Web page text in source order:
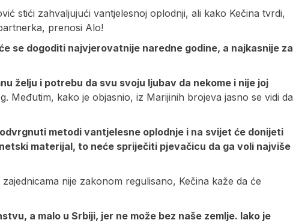
stići zahvaljujući vantjelesnoj oplodnji, ali kako Kečina tvrdi,
prenosi Alo!
se dogoditi najvjerovatnije naredne godine, a najkasnije za
želju i potrebu da svu svoju ljubav da nekome i nije joj
Međutim, kako je objasnio, iz Marijinih brojeva jasno se vidi da
metodi vantjelesne oplodnje i na svijet će donijeti
materijal, to neće spriječiti pjevačicu da ga voli najviše
nije zakonom regulisano, Kečina kaže da će
a malo u Srbiji, jer ne može bez naše zemlje. Iako je